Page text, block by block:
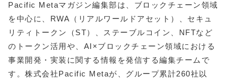
Pacific Metaマガジン編集部は、ブロックチェーン領域
を中心に、RWA（リアルワールドアセット）、セキュ
リティトークン（ST）、ステーブルコイン、NFTなど
のトークン活用や、AI×ブロックチェーン領域における
事業開発・実装に関する情報を発信する編集チームで
す。株式会社Pacific Metaが、グループ累計260社以